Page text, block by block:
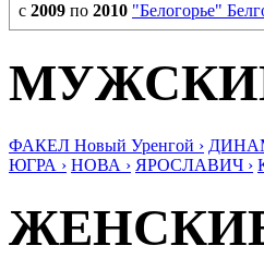
с 2009 по 2010 "Белогорье"
ФАКЕЛ Новый Уренгой ›
ЮГРА › НОВА › ЯРОСЛАВИЧ ›